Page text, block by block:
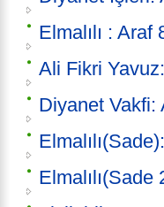
Elmalılı : Araf
Ali Fikri
Diyanet Vakfi:
Elmalılı(Sade